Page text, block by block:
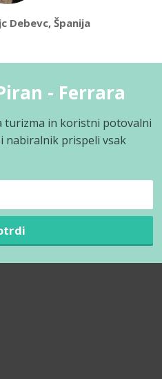
Debevc, Španija
- Ferrara
turizma in koristni potovalni
nabiralnik prispeli vsak